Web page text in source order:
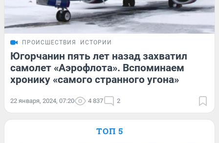
ПРОИСШЕСТВИЯ ИСТОРИИ
Югорчанин пять лет назад захватил
самолет «Аэрофлота». Вспоминаем
хронику «самого странного угона»
22 января, 2024, 07:20 4 837 2
ТОП 5